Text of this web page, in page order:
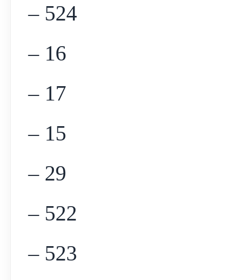
– 524
– 16
– 17
– 15
– 29
– 522
– 523